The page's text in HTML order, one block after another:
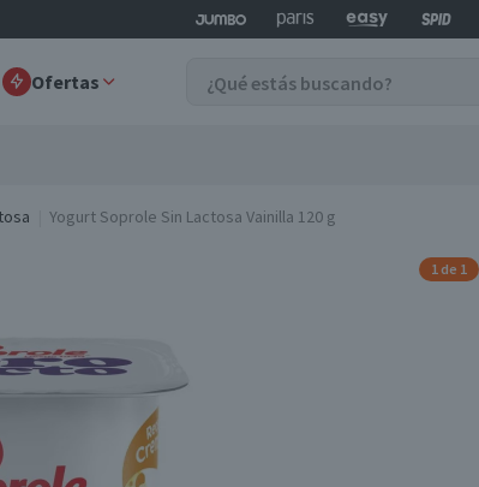
Ofertas
Yogurt Soprole Sin Lactosa Vainilla 120 g
1 de 1